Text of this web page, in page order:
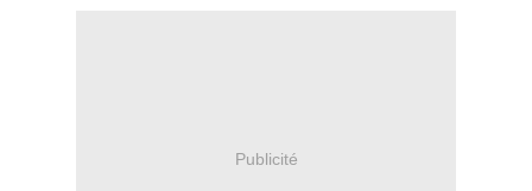
Publicité